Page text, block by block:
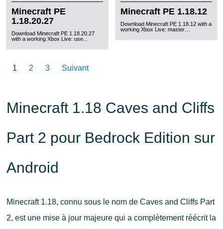
Minecraft PE
1.18.20.27
Download Minecraft PE 1.18.20.27
with a working Xbox Live: use…
Minecraft PE 1.18.12
Download Minecraft PE 1.18.12 with a
working Xbox Live: master…
1 2 3 Suivant
Minecraft 1.18 Caves and Cliffs
Part 2 pour Bedrock Edition sur
Android
Minecraft 1.18, connu sous le nom de Caves and Cliffs Part
2, est une mise à jour majeure qui a complètement réécrit la